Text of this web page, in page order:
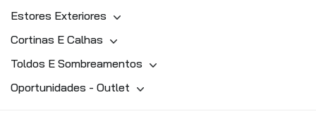
Estores Exteriores
Cortinas E Calhas
Toldos E Sombreamentos
Oportunidades - Outlet